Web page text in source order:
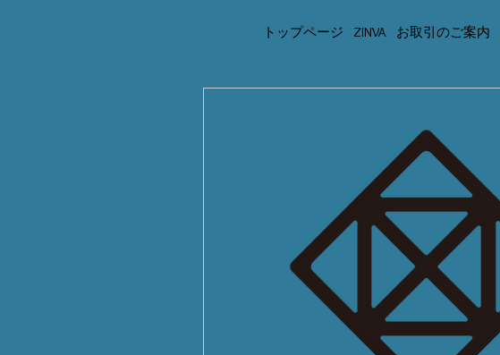
トップページ ZINVA お取引のご案内